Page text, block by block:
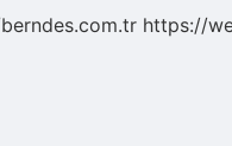
https://